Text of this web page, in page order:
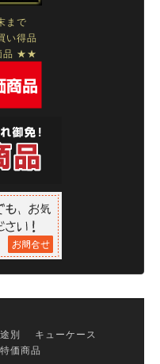
まで
い得品
品 ★★
別
キューケース
特価商品